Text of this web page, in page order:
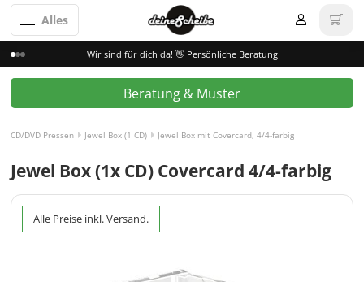
Alles
Wir sind für dich da! 👋 Persönliche Beratung
Beratung & Muster
CD/DVD Pressen Jewel Box (1 CD) Jewel Box mit Covercard, 4/4-farbig
Jewel Box (1x CD) Covercard 4/4-farbig
Alle Preise inkl. Versand.